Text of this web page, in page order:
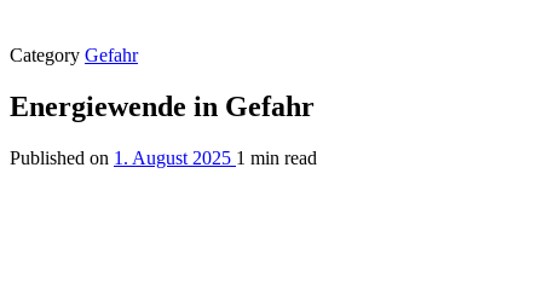
Category Gefahr
Energiewende in Gefahr
Published on 1. August 2025 1 min read